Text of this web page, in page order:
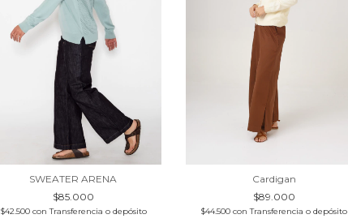
SWEATER ARENA
$85.000
$42.500 con Transferencia o depósito
Cardigan
$89.000
$44.500con Transferencia o depósito